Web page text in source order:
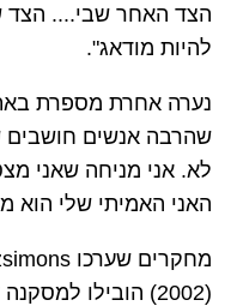
הצד האחר שבי.... הצד
להיות מודאג".
נערה אחרת מספרת
שהרבה אנשים חושבים
לא. אני מניחה שאני
האני האמיתי שלי הוא
מחקרים שערכו
(
(2002 הובילו